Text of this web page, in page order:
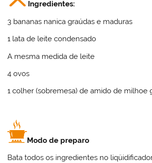
Ingredientes:
3 bananas nanica graúdas e maduras
1 lata de leite condensado
A mesma medida de leite
4 ovos
1 colher (sobremesa) de amido de milhoe
Modo de preparo
Bata todos os ingredientes no